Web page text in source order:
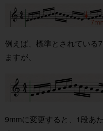
例えば、標準とされている
ますが、
9mmに変更すると、1段あ